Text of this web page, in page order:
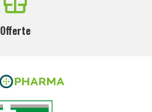
Offerte